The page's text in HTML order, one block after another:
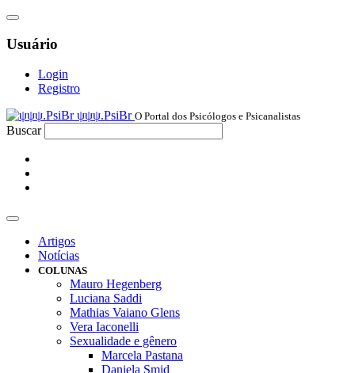
Usuário
Login
Registro
ψψψ.PsiBr O Portal dos Psicólogos e Psicanalistas
Buscar
Artigos
Notícias
COLUNAS
Mauro Hegenberg
Luciana Saddi
Mathias Vaiano Glens
Vera Iaconelli
Sexualidade e gênero
Marcela Pastana
Daniela Smid